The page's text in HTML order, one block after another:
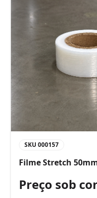
SKU 000157
Filme Stretch
Preço sob